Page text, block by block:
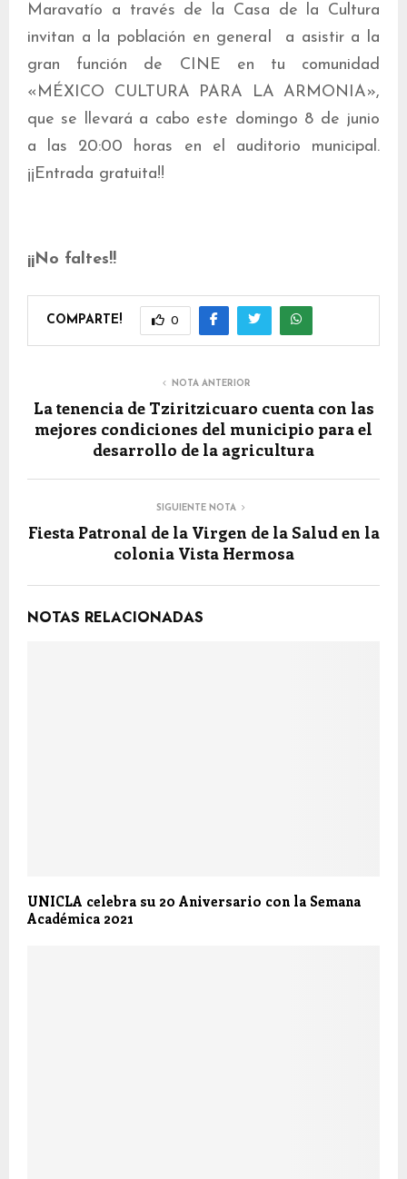
Maravatío a través de la Casa de la Cultura
invitan a la población en general a asistir a la
gran función de CINE en tu comunidad
«MÉXICO CULTURA PARA LA ARMONIA»,
que se llevará a cabo este domingo 8 de junio
a las 20:00 horas en el auditorio municipal.
¡¡Entrada gratuita!!
¡¡No faltes!!
COMPARTE! 0
NOTA ANTERIOR
La tenencia de Tziritzicuaro cuenta con las
mejores condiciones del municipio para el
desarrollo de la agricultura
SIGUIENTE NOTA
Fiesta Patronal de la Virgen de la Salud en la
colonia Vista Hermosa
NOTAS RELACIONADAS
UNICLA celebra su 20 Aniversario con la Semana
Académica 2021